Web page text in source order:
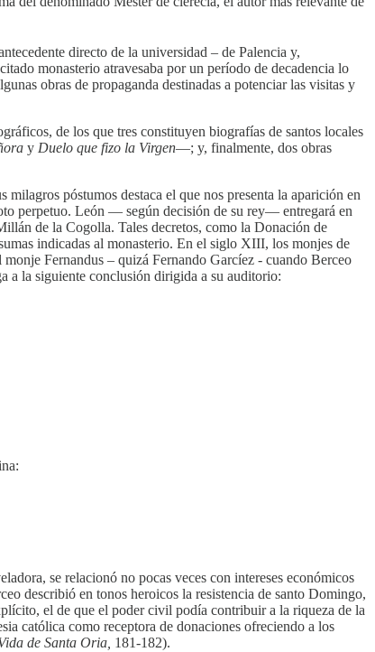
directo de la universidad – de Palencia y,
monasterio atravesaba por un período de decadencia lo
obras de propaganda destinadas a potenciar las visitas y
de los que tres constituyen biografías de santos locales
y Duelo que fizo la Virgen—; y, finalmente, dos obras
póstumos destaca el que nos presenta la aparición en
perpetuo. León — según decisión de su rey— entregará en
de la Cogolla. Tales decretos, como la Donación de
indicadas al monasterio. En el siglo XIII, los monjes de
Fernandus – quizá Fernando Garcíez - cuando Berceo
a la siguiente conclusión dirigida a su auditorio:
se relacionó no pocas veces con intereses económicos
describió en tonos heroicos la resistencia de santo Domingo,
el de que el poder civil podía contribuir a la riqueza de la
católica como receptora de donaciones ofreciendo a los
de Santa Oria, 181-182).